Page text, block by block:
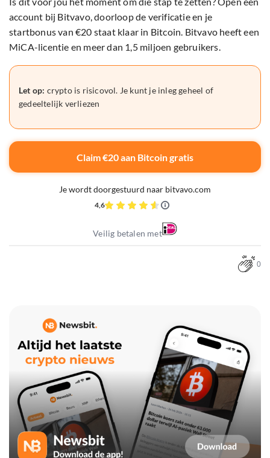
account bij Bitvavo, doorloop de verificatie en je
startbonus van €20 staat klaar in Bitcoin. Bitvavo heeft een
MiCA-licentie en meer dan 1,5 miljoen gebruikers.
Let op: crypto is risicovol. Je kunt je inleg geheel of
gedeeltelijk verliezen
Claim €20 aan Bitcoin gratis
Je wordt doorgestuurd naar bitvavo.com
4,6
Veilig betalen met
0